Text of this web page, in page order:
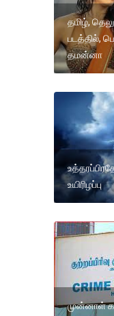
தமிழ்,
படத்தில்,
தமன்னா
உயிரிழப்பு
முன்னாள்